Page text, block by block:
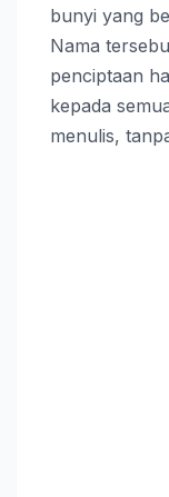
bunyi yang
Nama
penciptaan
kepada
menulis,